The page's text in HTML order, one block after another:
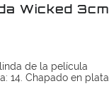
Wicked 3cm
de la película
14. Chapado en plata